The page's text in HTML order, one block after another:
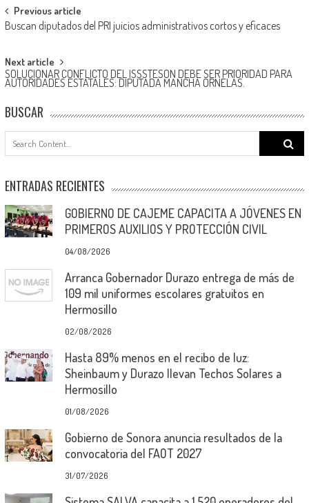
Post
navigation
Previous article
Buscan diputados del PRI juicios administrativos cortos y eficaces
Next article
SOLUCIONAR CONFLICTO DEL ISSSTESON DEBE SER PRIORIDAD PARA
AUTORIDADES ESTATALES: DIPUTADA MANCHA ORNELAS.
BUSCAR
Search
for:
ENTRADAS RECIENTES
GOBIERNO DE CAJEME CAPACITA A JÓVENES EN
PRIMEROS AUXILIOS Y PROTECCIÓN CIVIL
04/08/2026
Arranca Gobernador Durazo entrega de más de
109 mil uniformes escolares gratuitos en
Hermosillo
02/08/2026
Hasta 89% menos en el recibo de luz:
Sheinbaum y Durazo llevan Techos Solares a
Hermosillo
01/08/2026
Gobierno de Sonora anuncia resultados de la
convocatoria del FAOT 2027
31/07/2026